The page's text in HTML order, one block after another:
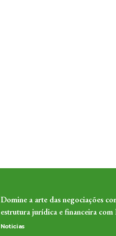
Domine a arte das negociações
estrutura jurídica e financeira com
Noticias